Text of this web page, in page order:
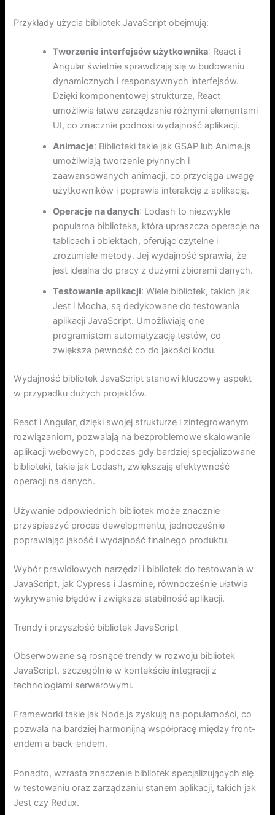
Przykłady użycia bibliotek JavaScript obejmują:
Tworzenie interfejsów użytkownika: React i
Angular świetnie sprawdzają się w budowaniu
dynamicznych i responsywnych interfejsów.
Dzięki komponentowej strukturze, React
umożliwia łatwe zarządzanie różnymi elementami
UI, co znacznie podnosi wydajność aplikacji.
Animacje: Biblioteki takie jak GSAP lub Anime.js
umożliwiają tworzenie płynnych i
zaawansowanych animacji, co przyciąga uwagę
użytkowników i poprawia interakcję z aplikacją.
Operacje na danych: Lodash to niezwykle
popularna biblioteka, która upraszcza operacje na
tablicach i obiektach, oferując czytelne i
zrozumiałe metody. Jej wydajność sprawia, że
jest idealna do pracy z dużymi zbiorami danych.
Testowanie aplikacji: Wiele bibliotek, takich jak
Jest i Mocha, są dedykowane do testowania
aplikacji JavaScript. Umożliwiają one
programistom automatyzację testów, co
zwiększa pewność co do jakości kodu.
Wydajność bibliotek JavaScript stanowi kluczowy aspekt
w przypadku dużych projektów.
React i Angular, dzięki swojej strukturze i zintegrowanym
rozwiązaniom, pozwalają na bezproblemowe skalowanie
aplikacji webowych, podczas gdy bardziej specjalizowane
biblioteki, takie jak Lodash, zwiększają efektywność
operacji na danych.
Używanie odpowiednich bibliotek może znacznie
przyspieszyć proces dewelopmentu, jednocześnie
poprawiając jakość i wydajność finalnego produktu.
Wybór prawidłowych narzędzi i bibliotek do testowania w
JavaScript, jak Cypress i Jasmine, równocześnie ułatwia
wykrywanie błędów i zwiększa stabilność aplikacji.
Trendy i przyszłość bibliotek JavaScript
Obserwowane są rosnące trendy w rozwoju bibliotek
JavaScript, szczególnie w kontekście integracji z
technologiami serwerowymi.
Frameworki takie jak Node.js zyskują na popularności, co
pozwala na bardziej harmonijną współpracę między front-
endem a back-endem.
Ponadto, wzrasta znaczenie bibliotek specjalizujących się
w testowaniu oraz zarządzaniu stanem aplikacji, takich jak
Jest czy Redux.